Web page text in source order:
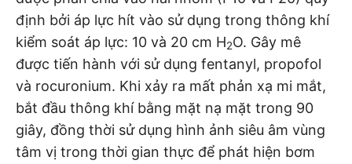
định bởi áp lực hít vào sử dụng trong thông khí
kiểm soát áp lực: 10 và 20 cm H2O. Gây mê
được tiến hành với sử dụng fentanyl, propofol
và rocuronium. Khi xảy ra mất phản xạ mi mắt,
bắt đầu thông khí bằng mặt nạ mặt trong 90
giây, đồng thời sử dụng hình ảnh siêu âm vùng
tâm vị trong thời gian thực để phát hiện bơm